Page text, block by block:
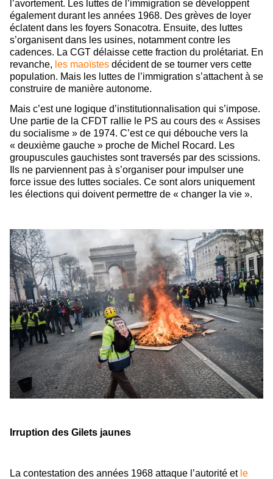
l’avortement. Les luttes de l’immigration se développent
également durant les années 1968. Des grèves de loyer
éclatent dans les foyers Sonacotra. Ensuite, des luttes
s’organisent dans les usines, notamment contre les
cadences. La CGT délaisse cette fraction du prolétariat. En
revanche, les maoïstes décident de se tourner vers cette
population. Mais les luttes de l’immigration s’attachent à se
construire de manière autonome.
Mais c’est une logique d’institutionnalisation qui s’impose.
Une partie de la CFDT rallie le PS au cours des « Assises
du socialisme » de 1974. C’est ce qui débouche vers la
« deuxième gauche » proche de Michel Rocard. Les
groupuscules gauchistes sont traversés par des scissions.
Ils ne parviennent pas à s’organiser pour impulser une
force issue des luttes sociales. Ce sont alors uniquement
les élections qui doivent permettre de « changer la vie ».
Irruption des Gilets jaunes
La contestation des années 1968 attaque l’autorité et le